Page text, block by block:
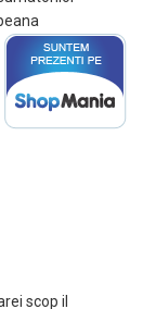
scop il